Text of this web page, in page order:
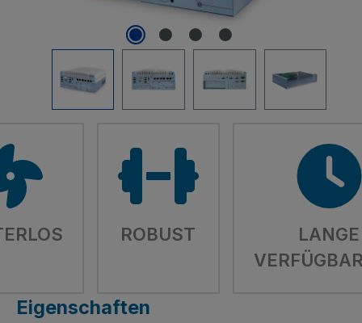
ROBUST
LANGE
Eigenschaften